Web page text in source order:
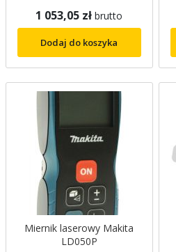
1 053,05 zł brutto
Dodaj do koszyka
Miernik laserowy Makita
LD050P